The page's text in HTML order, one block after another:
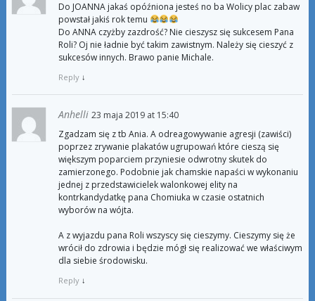
Do JOANNA jakaś opóźniona jesteś no ba Wolicy plac zabaw
powstał jakiś rok temu
Do ANNA czyżby zazdrość? Nie cieszysz się sukcesem Pana
Roli? Oj nie ładnie być takim zawistnym. Należy się cieszyć z
sukcesów innych. Brawo panie Michale.
Reply ↓
Anhelli 23 maja 2019 at 15:40
Zgadzam się z tb Ania. A odreagowywanie agresji (zawiści)
poprzez zrywanie plakatów ugrupowań które cieszą się
większym poparciem przyniesie odwrotny skutek do
zamierzonego. Podobnie jak chamskie napaści w wykonaniu
jednej z przedstawicielek walonkowej elity na
kontrkandydatkę pana Chomiuka w czasie ostatnich
wyborów na wójta.
A z wyjazdu pana Roli wszyscy się cieszymy. Cieszymy się że
wrócił do zdrowia i będzie mógł się realizować we właściwym
dla siebie środowisku.
Reply ↓